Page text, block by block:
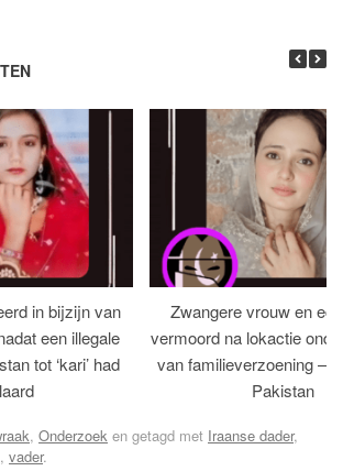
in bijzijn van
een illegale
tot ‘kari’ had
Zwangere vrouw en
vermoord na lokactie
van familieverzoening –
Pakistan
, Onderzoek en getagd met Iraanse dader,
, vader.